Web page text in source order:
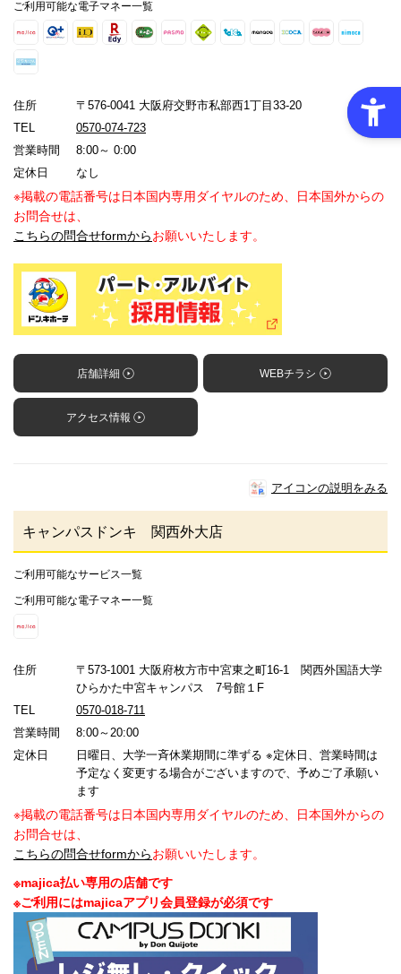
ご利用可能な電子マネー一覧
住所
〒576-0041 大阪府交野市私部西1丁目33-20
TEL
0570-074-723
営業時間
8:00～ 0:00
定休日
なし
※掲載の電話番号は日本国内専用ダイヤルのため、日本国外からの
お問合せは、
こちらの問合せformからお願いいたします。
店舗詳細 WEBチラシ
アクセス情報
アイコンの説明をみる
キャンパスドンキ 関西外大店
ご利用可能なサービス一覧
ご利用可能な電子マネー一覧
住所
〒573-1001 大阪府枚方市中宮東之町16-1 関西外国語大学
ひらかた中宮キャンパス 7号館１F
TEL
0570-018-711
営業時間
8:00～20:00
定休日
日曜日、大学一斉休業期間に準ずる ※定休日、営業時間は
予定なく変更する場合がございますので、予めご了承願い
ます
※掲載の電話番号は日本国内専用ダイヤルのため、日本国外からの
お問合せは、
こちらの問合せformからお願いいたします。
※majica払い専用の店舗です
※ご利用にはmajicaアプリ会員登録が必須です